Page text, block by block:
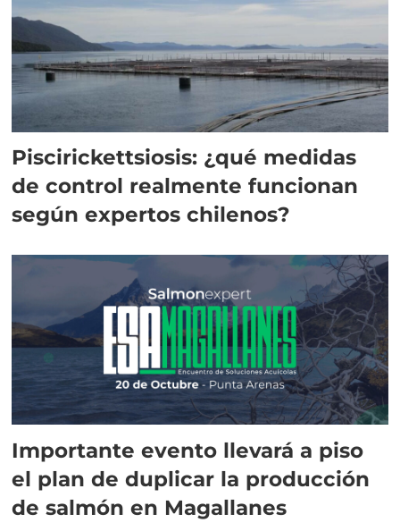
Piscirickettsiosis: ¿qué medidas
de control realmente funcionan
según expertos chilenos?
Importante evento llevará a piso
el plan de duplicar la producción
de salmón en Magallanes